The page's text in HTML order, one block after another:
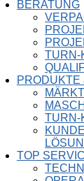
BERATUNG
TURN-
PRODUKTE
TURN-
TOP